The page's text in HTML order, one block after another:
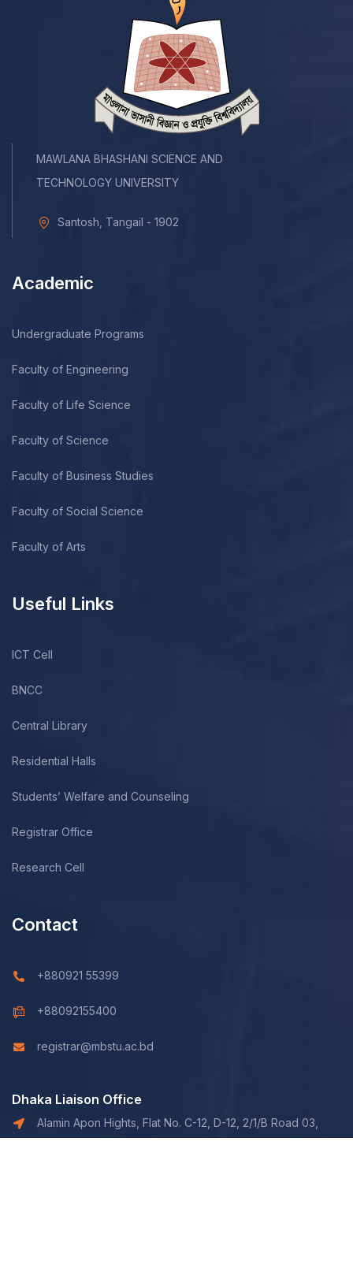
MAWLANA BHASHANI SCIENCE AND
TECHNOLOGY UNIVERSITY
Santosh, Tangail - 1902
Academic
Undergraduate Programs
Faculty of Engineering
Faculty of Life Science
Faculty of Science
Faculty of Business Studies
Faculty of Social Science
Faculty of Arts
Useful Links
ICT Cell
BNCC
Central Library
Residential Halls
Students’ Welfare and Counseling
Registrar Office
Research Cell
Contact
+880921 55399
+88092155400
registrar@mbstu.ac.bd
Dhaka Liaison Office
Alamin Apon Hights, Flat No. C-12, D-12, 2/1/B Road 03,